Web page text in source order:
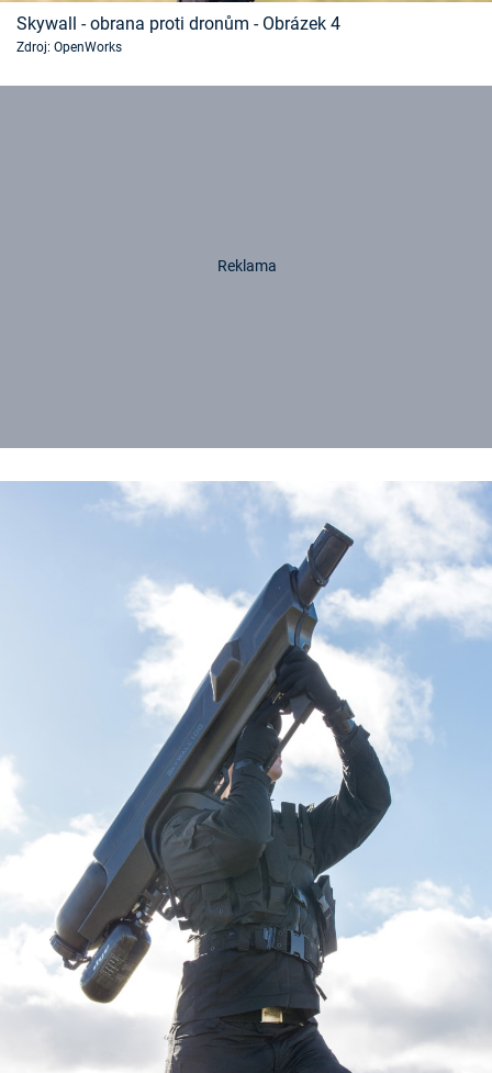
Skywall - obrana proti dronům - Obrázek 4
Zdroj: OpenWorks